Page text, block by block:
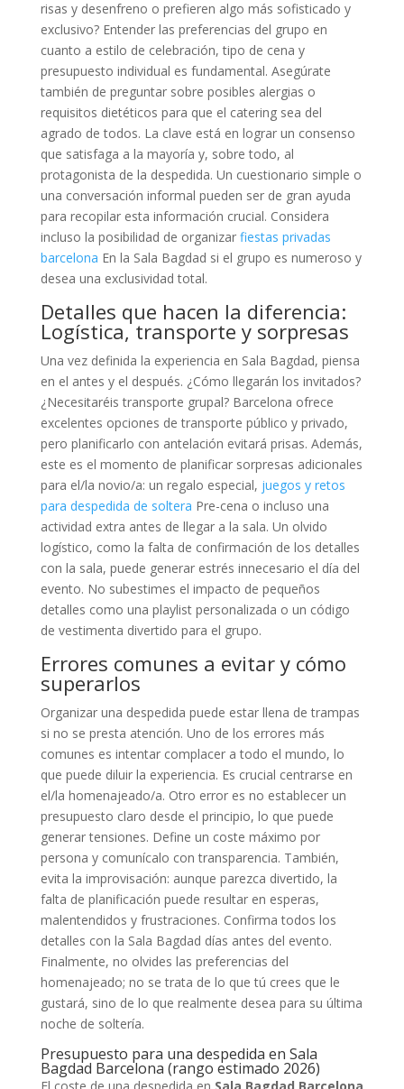
risas y desenfreno o prefieren algo más sofisticado y
exclusivo? Entender las preferencias del grupo en
cuanto a estilo de celebración, tipo de cena y
presupuesto individual es fundamental. Asegúrate
también de preguntar sobre posibles alergias o
requisitos dietéticos para que el catering sea del
agrado de todos. La clave está en lograr un consenso
que satisfaga a la mayoría y, sobre todo, al
protagonista de la despedida. Un cuestionario simple o
una conversación informal pueden ser de gran ayuda
para recopilar esta información crucial. Considera
incluso la posibilidad de organizar fiestas privadas
barcelona En la Sala Bagdad si el grupo es numeroso y
desea una exclusividad total.
Detalles que hacen la diferencia:
Logística, transporte y sorpresas
Una vez definida la experiencia en Sala Bagdad, piensa
en el antes y el después. ¿Cómo llegarán los invitados?
¿Necesitaréis transporte grupal? Barcelona ofrece
excelentes opciones de transporte público y privado,
pero planificarlo con antelación evitará prisas. Además,
este es el momento de planificar sorpresas adicionales
para el/la novio/a: un regalo especial, juegos y retos
para despedida de soltera Pre-cena o incluso una
actividad extra antes de llegar a la sala. Un olvido
logístico, como la falta de confirmación de los detalles
con la sala, puede generar estrés innecesario el día del
evento. No subestimes el impacto de pequeños
detalles como una playlist personalizada o un código
de vestimenta divertido para el grupo.
Errores comunes a evitar y cómo
superarlos
Organizar una despedida puede estar llena de trampas
si no se presta atención. Uno de los errores más
comunes es intentar complacer a todo el mundo, lo
que puede diluir la experiencia. Es crucial centrarse en
el/la homenajeado/a. Otro error es no establecer un
presupuesto claro desde el principio, lo que puede
generar tensiones. Define un coste máximo por
persona y comunícalo con transparencia. También,
evita la improvisación: aunque parezca divertido, la
falta de planificación puede resultar en esperas,
malentendidos y frustraciones. Confirma todos los
detalles con la Sala Bagdad días antes del evento.
Finalmente, no olvides las preferencias del
homenajeado; no se trata de lo que tú crees que le
gustará, sino de lo que realmente desea para su última
noche de soltería.
Presupuesto para una despedida en Sala
Bagdad Barcelona (rango estimado 2026)